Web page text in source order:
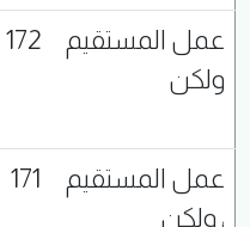
عمل المستقيم
ولكن
172
عمل المستقيم
، ولكن
171